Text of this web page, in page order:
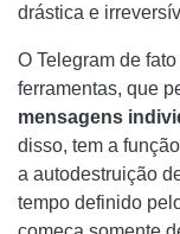
drástica e
O Telegram de
ferramentas, que
mensagens
disso, tem a
a autodestruição
tempo definido